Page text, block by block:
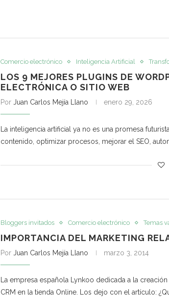
Comercio electrónico Inteligencia Artificial
LOS 9 MEJORES PLUGINS DE
ELECTRÓNICA O SITIO WEB
Por Juan Carlos Mejía Llano enero 29, 2026
La inteligencia artificial ya no es una promesa
contenido, optimizar procesos, mejorar el SEO,
Bloggers invitados Comercio electrónico Temas
IMPORTANCIA DEL MARKETING
Por Juan Carlos Mejía Llano marzo 3, 2014
La empresa española Lynkoo dedicada a la
CRM en la tienda Online. Los dejo con el artículo: